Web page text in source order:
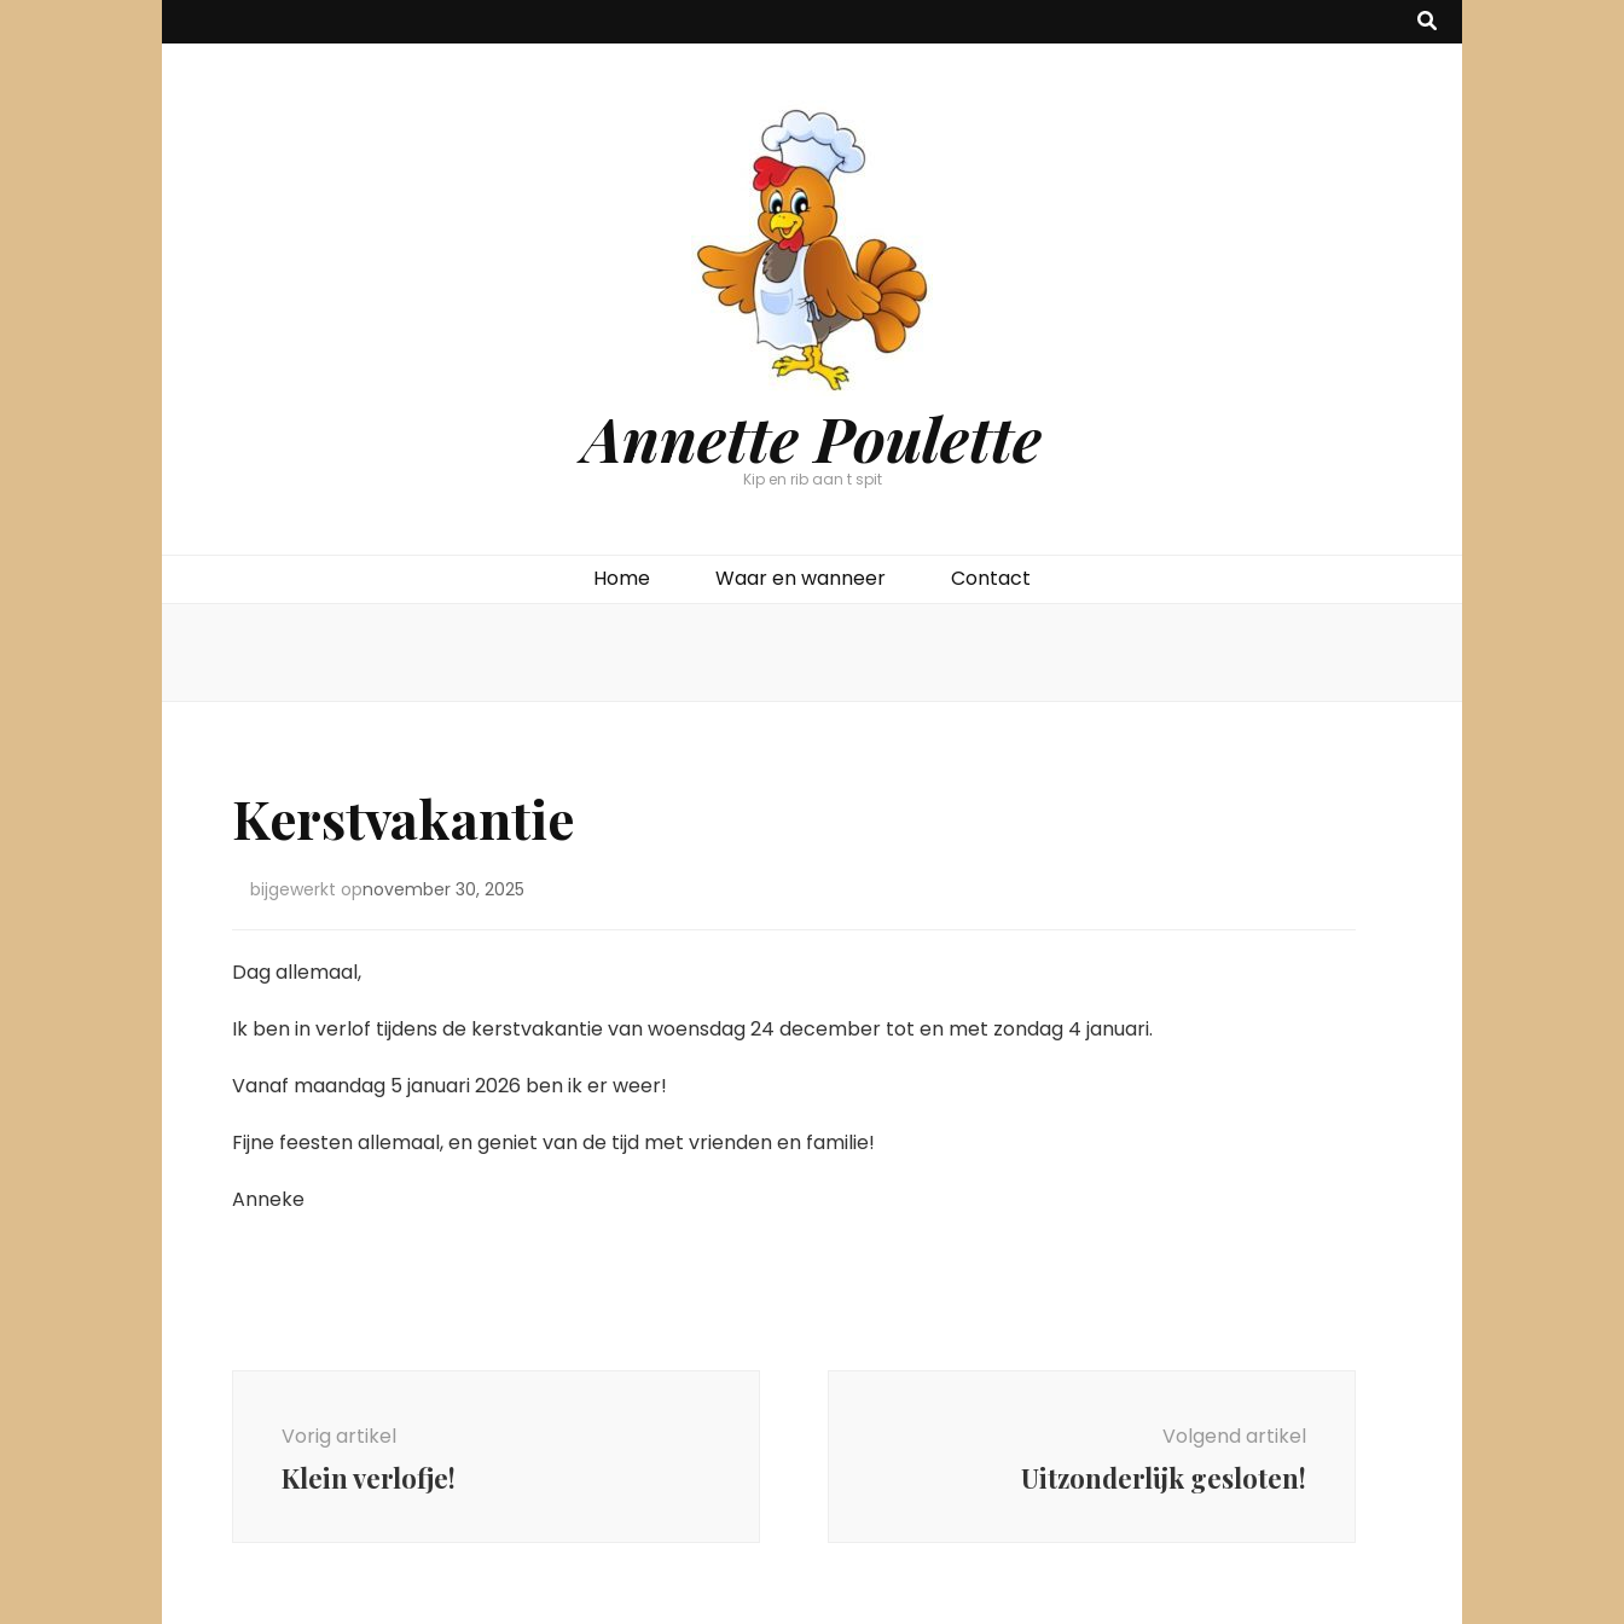
Annette Poulette
Kip en rib aan t spit
Home Waar en wanneer Contact
Kerstvakantie
bijgewerkt opnovember 30, 2025
Dag allemaal,
Ik ben in verlof tijdens de kerstvakantie van woensdag 24 december tot en met zondag 4 januari.
Vanaf maandag 5 januari 2026 ben ik er weer!
Fijne feesten allemaal, en geniet van de tijd met vrienden en familie!
Anneke
Vorig artikel
Klein verlofje!
Volgend artikel
Uitzonderlijk gesloten!